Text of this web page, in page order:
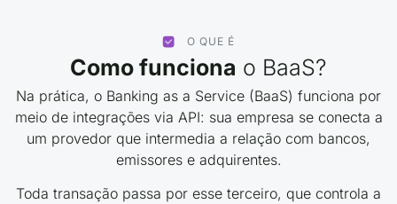
O QUE É
Como funciona o BaaS?
Na prática, o Banking as a Service (BaaS) funciona por
meio de integrações via API: sua empresa se conecta a
um provedor que intermedia a relação com bancos,
emissores e adquirentes.
Toda transação passa por esse terceiro, que controla a